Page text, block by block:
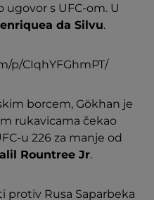
ugovor s UFC-om. U
da Silvu.
p/CIqhYFGhmPT/
borcem, Gökhan je
rukavicama čekao
u 226 za manje od
Rountree Jr.
protiv Rusa Saparbeka